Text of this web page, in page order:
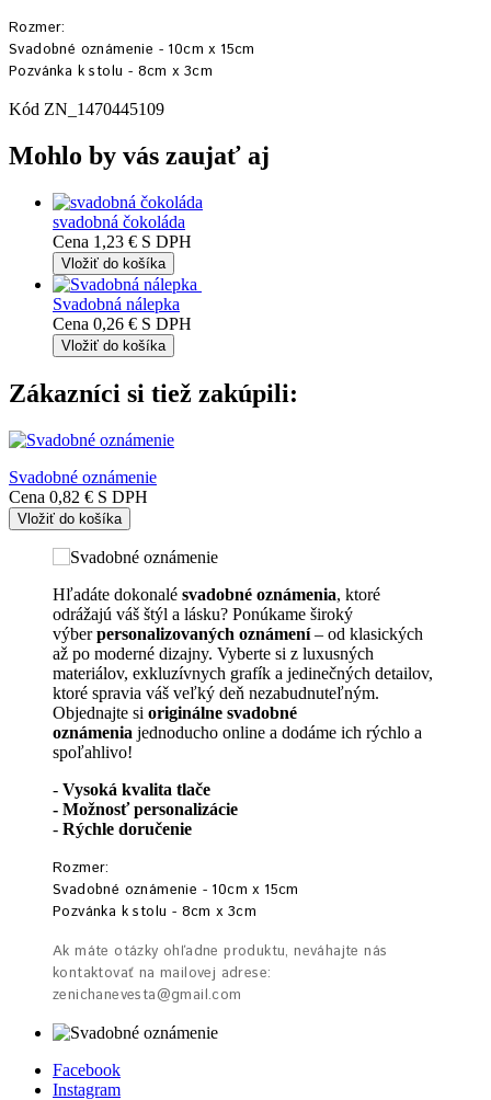
Rozmer:
Svadobné oznámenie - 10cm x 15cm
Pozvánka k stolu - 8cm x 3cm
Kód ZN_1470445109
Mohlo by vás zaujať aj
svadobná čokoláda
Cena 1,23 € S DPH
Vložiť do košíka
Svadobná nálepka
Cena 0,26 € S DPH
Vložiť do košíka
Zákazníci si tiež zakúpili:
Svadobné oznámenie
Cena 0,82 € S DPH
Vložiť do košíka
Hľadáte dokonalé svadobné oznámenia, ktoré
odrážajú váš štýl a lásku? Ponúkame široký
výberpersonalizovaných oznámení– od klasických
až po moderné dizajny. Vyberte si z luxusných
materiálov, exkluzívnych grafík a jedinečných detailov,
ktoré spravia váš veľký deň nezabudnuteľným.
Objednajte si originálne svadobné
oznámenia jednoducho online a dodáme ich rýchlo a
spoľahlivo!
- Vysoká kvalita tlače
- Možnosť personalizácie
- Rýchle doručenie
Rozmer:
Svadobné oznámenie - 10cm x 15cm
Pozvánka k stolu - 8cm x 3cm
Ak máte otázky ohľadne produktu, neváhajte nás
kontaktovať na mailovej adrese:
zenichanevesta@gmail.com
Facebook
Instagram